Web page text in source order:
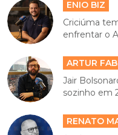
ENIO BIZ
Criciúma
enfrentar o
ARTUR
Jair
sozinho em
RENATO